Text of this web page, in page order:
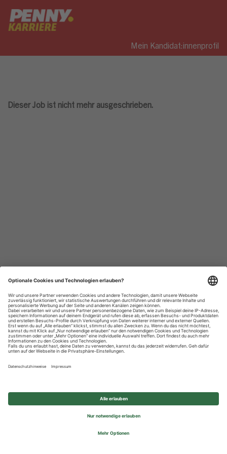
Mein Kandidat:innenprofil
Dieser Job ist nicht mehr ausgeschrieben.
Datenschutzhinweise
Impressum
Privatsphäre-Einstellungen
© 2026 REWE Group - All rights reserved